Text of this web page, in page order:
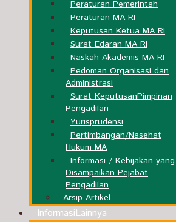
Peraturan Pemerintah
Peraturan MA RI
Keputusan Ketua MA RI
Surat Edaran MA RI
Naskah Akademis MA RI
Pedoman Organisasi dan
Administrasi
Surat KeputusanPimpinan
Pengadilan
Yurisprudensi
Pertimbangan/Nasehat
Hukum MA
Informasi / Kebijakan yang
Disampaikan Pejabat
Pengadilan
Arsip Artikel
InformasiLainnya